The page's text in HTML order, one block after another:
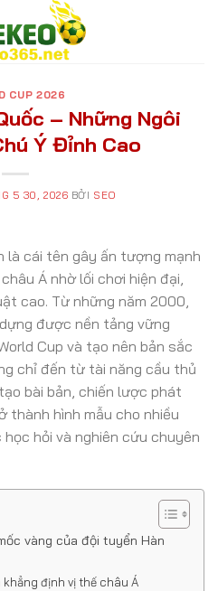
CUP 2026
– Những Ngôi
Ý Đỉnh Cao
5 30, 2026 BỞI SEO
là cái tên gây ấn tượng mạnh
Á nhờ lối chơi hiện đại,
cao. Từ những năm 2000,
được nền tảng vững
Cup và tạo nên bản sắc
chỉ đến từ tài năng cầu thủ
bài bản, chiến lược phát
thành hình mẫu cho nhiều
hỏi và nghiên cứu chuyên
vàng của đội tuyển Hàn
định vị thế châu Á